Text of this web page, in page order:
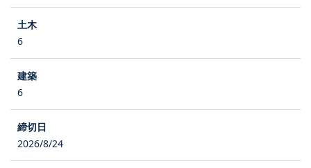
6
6
2026/8/24